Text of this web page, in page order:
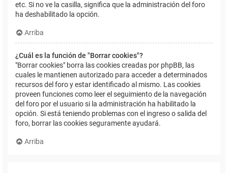
etc. Si no ve la casilla, significa que la administración del foro
ha deshabilitado la opción.
Arriba
¿Cuál es la función de "Borrar cookies"?
"Borrar cookies" borra las cookies creadas por phpBB, las
cuales le mantienen autorizado para acceder a determinados
recursos del foro y estar identificado al mismo. Las cookies
proveen funciones como leer el seguimiento de la navegación
del foro por el usuario si la administración ha habilitado la
opción. Si está teniendo problemas con el ingreso o salida del
foro, borrar las cookies seguramente ayudará.
Arriba